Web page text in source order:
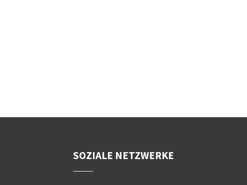
SOZIALE NETZWERKE